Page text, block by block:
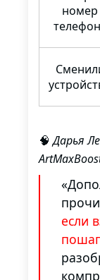
номер
🧠Дарья
если